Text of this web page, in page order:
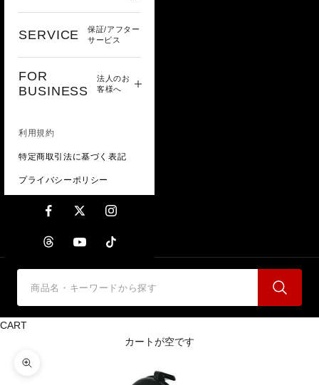
SERVICE
保証/アフター
サービス
FOR
BUSINESS
法人のお
客様へ
利用規約
特定商取引法に基づく表記
プライバシーポリシー
CART
カートが空です
ズームイン